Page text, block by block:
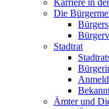
Karriere in
Die
Stadtrat
Ämter und